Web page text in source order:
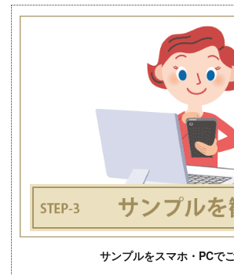
サンプルをスマホ・PCで